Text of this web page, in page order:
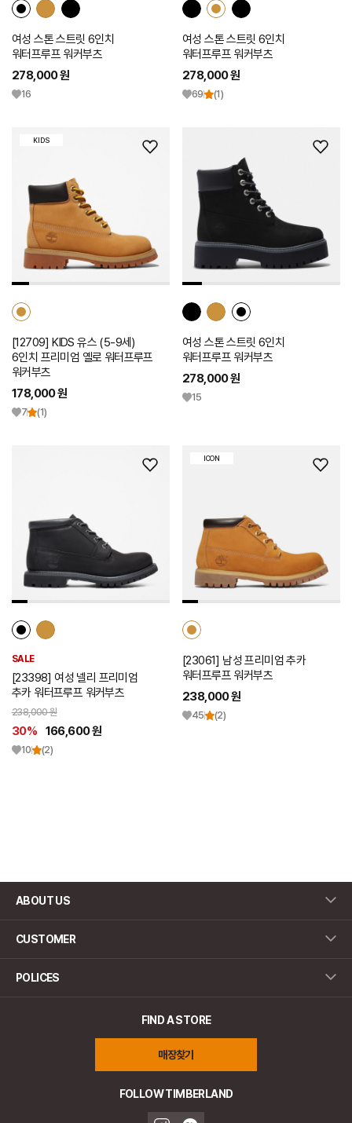
여성 스톤 스트릿 6인치
워터프루프 워커부츠
278,000 원
16
여성 스톤 스트릿 6인치
워터프루프 워커부츠
278,000 원
69 (1)
위
추
가
KIDS
[12709] KIDS 유스 (5-9세)
6인치 프리미엄 옐로 워터프루프
워커부츠
178,000 원
7 (1)
위
트
추
가
여성 스톤 스트릿 6인치
워터프루프 워커부츠
278,000 원
15
위
추
SALE
[23398] 여성 넬리 프리미엄
추카 워터프루프 워커부츠
238,000 원
30% 166,600 원
10 (2)
위
추
가
ICON
[23061] 남성 프리미엄 추카
워터프루프 워커부츠
238,000 원
45 (2)
ABOUT US
CUSTOMER
POLICES
FIND A STORE
매장찾기
FOLLOW TIMBERLAND